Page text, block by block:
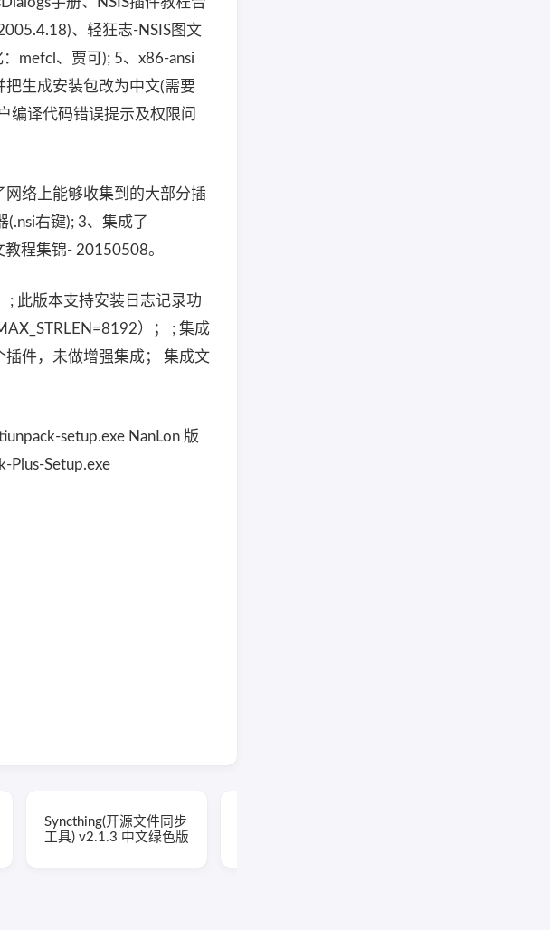
、轻狂志-NSIS图文
mefcl、贾可); 5、x86-ansi
生成安装包改为中文(需要
编译代码错误提示及权限问
络上能够收集到的大部分插
右键); 3、集成了
教程集锦- 20150508。
; 此版本支持安装日志记录功
）； ; 集成
件，未做增强集成； 集成文
setup.exe NanLon 版
Plus-Setup.exe
Syncthing(开源文件同步
工具) v2.1.3 中文绿色版